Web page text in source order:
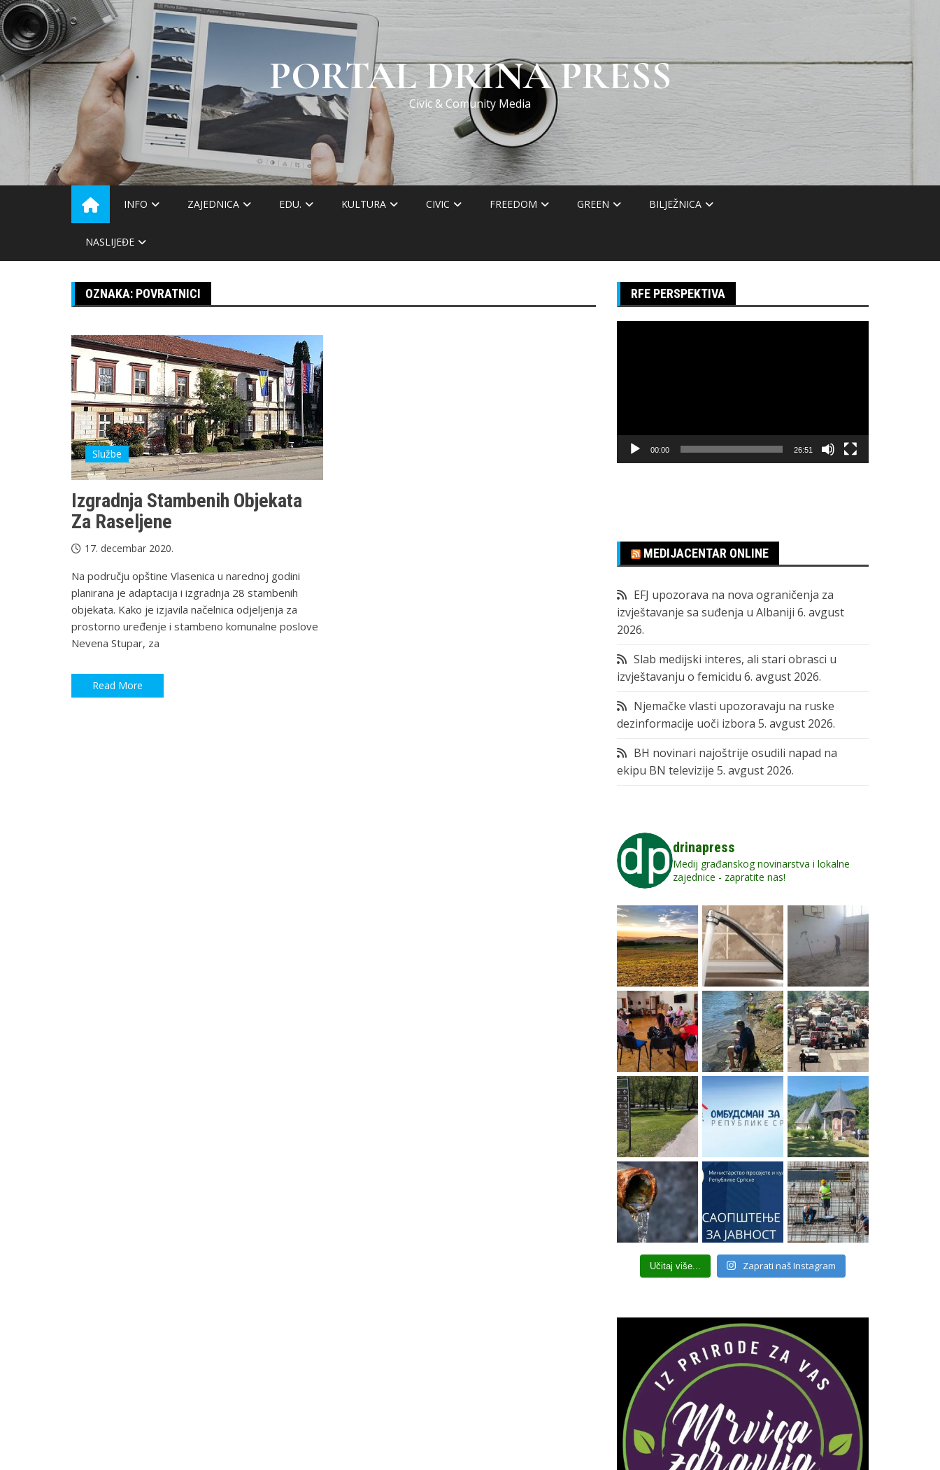
Skip
to
content
PORTAL DRINA PRESS
Civic & Comunity Media
INFO ZAJEDNICA EDU. KULTURA CIVIC FREEDOM GREEN BILJEŽNICA
NASLIJEĐE
OZNAKA: POVRATNICI
Službe
Izgradnja Stambenih Objekata
Za Raseljene
17. decembar 2020.
Na području opštine Vlasenica u narednoj godini
planirana je adaptacija i izgradnja 28 stambenih
objekata. Kako je izjavila načelnica odjeljenja za
prostorno uređenje i stambeno komunalne poslove
Nevena Stupar, za
Read More
RFE PERSPEKTIVA
00:00 26:51
MEDIJACENTAR ONLINE
EFJ upozorava na nova ograničenja za
izvještavanje sa suđenja u Albaniji 6. avgust
2026.
Slab medijski interes, ali stari obrasci u
izvještavanju o femicidu 6. avgust 2026.
Njemačke vlasti upozoravaju na ruske
dezinformacije uoči izbora 5. avgust 2026.
BH novinari najoštrije osudili napad na
ekipu BN televizije 5. avgust 2026.
drinapress
Medij građanskog novinarstva i lokalne
zajednice - zapratite nas!
Učitaj više... Zaprati naš Instagram